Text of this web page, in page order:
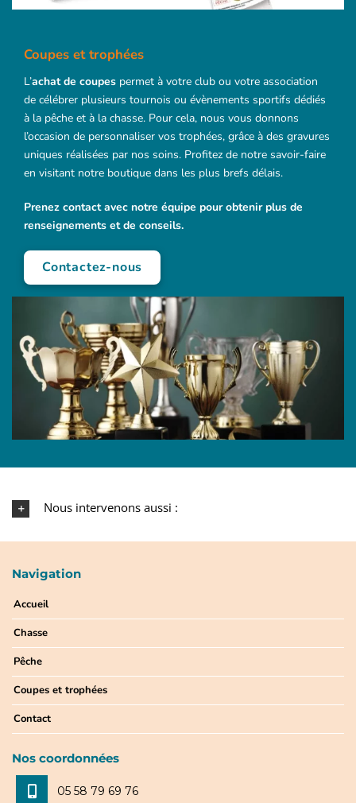
Coupes et trophées
L’achat de coupes permet à votre club ou votre association
de célébrer plusieurs tournois ou évènements sportifs dédiés
à la pêche et à la chasse. Pour cela, nous vous donnons
l’occasion de personnaliser vos trophées, grâce à des gravures
uniques réalisées par nos soins. Profitez de notre savoir-faire
en visitant notre boutique dans les plus brefs délais.
Prenez contact avec notre équipe pour obtenir plus de
renseignements et de conseils.
Contactez-nous
Nous intervenons aussi :
Navigation
Accueil
Chasse
Pêche
Coupes et trophées
Contact
Nos coordonnées
05 58 79 69 76